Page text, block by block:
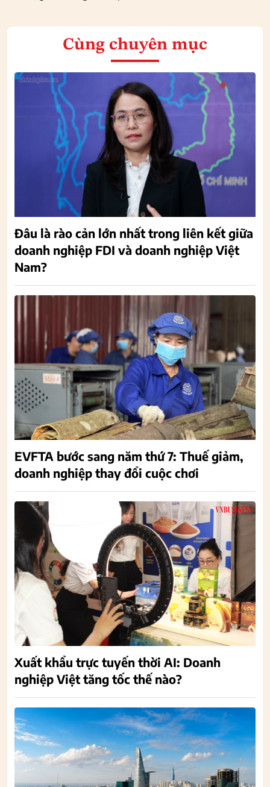
Cùng chuyên mục
Đâu là rào cản lớn nhất trong liên kết giữa
doanh nghiệp FDI và doanh nghiệp Việt
Nam?
EVFTA bước sang năm thứ 7: Thuế giảm,
doanh nghiệp thay đổi cuộc chơi
Xuất khẩu trực tuyến thời AI: Doanh
nghiệp Việt tăng tốc thế nào?